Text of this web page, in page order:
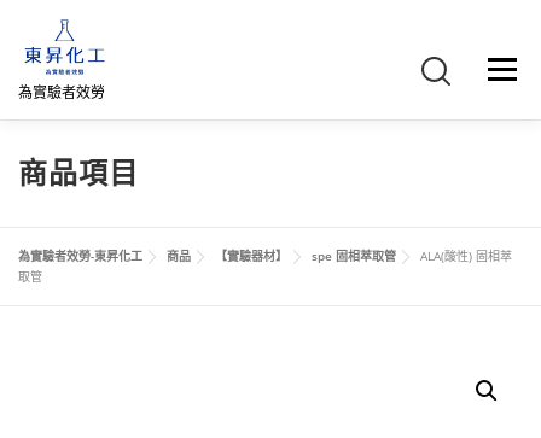
為實驗者效勞
選單
首頁 關於我們
網路商店 直購專區 詢價車、購物車/會員
商品項目
為實驗者效勞-東昇化工 商品 【實驗器材】 spe 固相萃取管
ALA(酸性) 固相萃
取管